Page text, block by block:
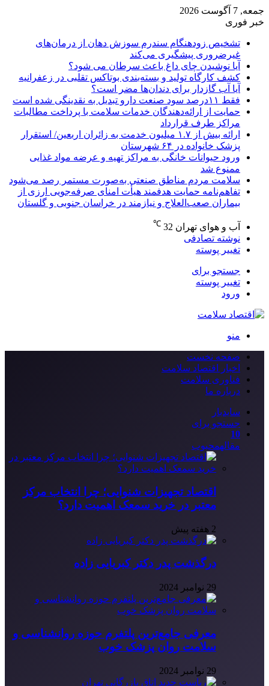
جمعه, 7 آگوست 2026
خبر فوری
تشخیص زودهنگام سندرم سوزش دهان از درمان‌های
غیرضروری پیشگیری می‌کند
آیا نوشیدن چای داغ باعث سرطان می شود؟
کشف کارگاه تولید و بسته‌بندی بوتاکس تقلبی در زعفرانیه
آیا آب گازدار برای دندان‌ها مضر است؟
فقط ۱۱‌درصد سود صنعت دارو تبدیل به نقدینگی شده است
حمایت از ارائه‌دهندگان خدمات سلامت با پرداخت مطالبات
مراکز طرف قرارداد
ارائه بیش از ۱.۷ میلیون خدمت به زائران اربعین/ استقرار
پزشک خانواده در ۶۴ شهرستان
ورود حیوانات خانگی به مراکز تهیه و عرضه مواد غذایی
ممنوع شد
سلامت مردم مناطق صنعتی به‌صورت مستمر رصد می‌شود
تفاهم‌نامه حمایت هدفمند هیأت امنای صرفه‌جویی ارزی از
بیماران صعب‌العلاج و نیازمند در خراسان جنوبی و گلستان
آب و هوای تهران 32
℃
نوشته تصادفی
تغییر پوسته
جستجو برای
تغییر پوسته
ورود
منو
صفحه نخست
اخبار اقتصاد سلامت
فناوری سلامت
درباره ما
سایدبار
جستجو برای
10
مقالهمحبوب
اقتصاد تجهیزات شنوایی؛ چرا انتخاب مرکز
معتبر در خرید سمعک اهمیت دارد؟
2 هفته پیش
درگذشت پدر دکتر کبریایی زاده
29 نوامبر 2024
معرفی جامع‌ترین پلتفرم حوزه روانشناسی و
سلامت روان پزشک خوب
29 نوامبر 2024